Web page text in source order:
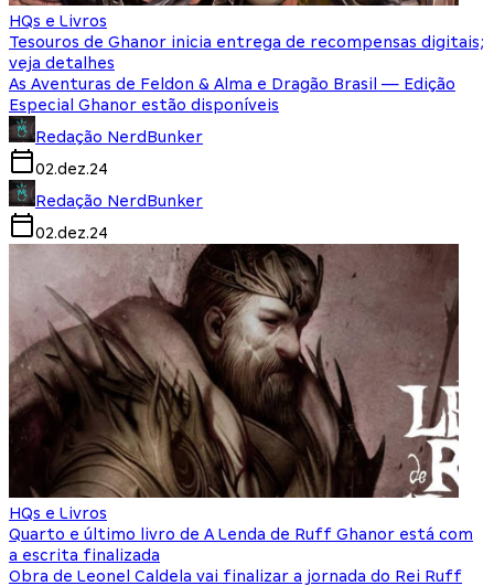
HQs e Livros
Tesouros de Ghanor inicia entrega de recompensas digitais;
veja detalhes
As Aventuras de Feldon & Alma e Dragão Brasil — Edição
Especial Ghanor estão disponíveis
Redação NerdBunker
02.dez.24
Redação NerdBunker
02.dez.24
HQs e Livros
Quarto e último livro de A Lenda de Ruff Ghanor está com
a escrita finalizada
Obra de Leonel Caldela vai finalizar a jornada do Rei Ruff